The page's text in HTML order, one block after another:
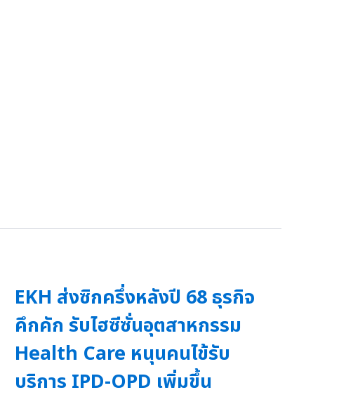
EKH ส่งซิกครึ่งหลังปี 68 ธุรกิจ
คึกคัก รับไฮซีซั่นอุตสาหกรรม
Health Care หนุนคนไข้รับ
บริการ IPD-OPD เพิ่มขึ้น